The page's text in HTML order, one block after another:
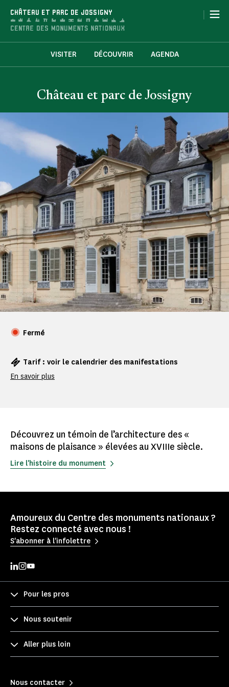
CHÂTEAU ET PARC DE JOSSIGNY |
VISITER DÉCOUVRIR AGENDA
Château et parc de Jossigny
Fermé
Tarif : voir le calendrier des manifestations
En savoir plus
Découvrez un témoin de l’architecture des «
maisons de plaisance » élevées au XVIIIe siècle.
Lire l'histoire du monument
Amoureux du Centre des monuments nationaux ?
Restez connecté avec nous !
S'abonner à l'infolettre
Pour les pros
Nous soutenir
Aller plus loin
Nous contacter